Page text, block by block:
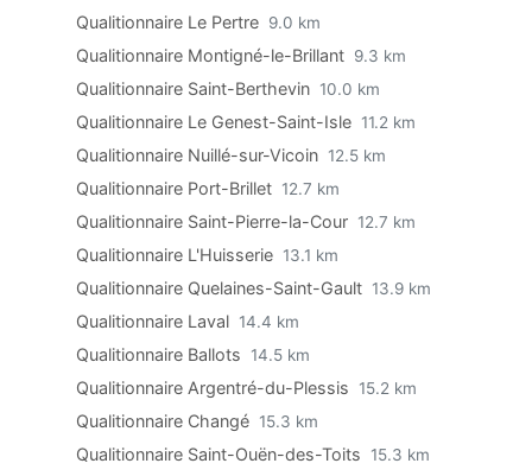
Qualitionnaire Le Pertre 9.0 km
Qualitionnaire Montigné-le-Brillant 9.3 km
Qualitionnaire Saint-Berthevin 10.0 km
Qualitionnaire Le Genest-Saint-Isle 11.2 km
Qualitionnaire Nuillé-sur-Vicoin 12.5 km
Qualitionnaire Port-Brillet 12.7 km
Qualitionnaire Saint-Pierre-la-Cour 12.7 km
Qualitionnaire L'Huisserie 13.1 km
Qualitionnaire Quelaines-Saint-Gault 13.9 km
Qualitionnaire Laval 14.4 km
Qualitionnaire Ballots 14.5 km
Qualitionnaire Argentré-du-Plessis 15.2 km
Qualitionnaire Changé 15.3 km
Qualitionnaire Saint-Ouën-des-Toits 15.3 km